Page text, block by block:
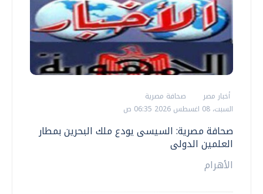
أخبار مصر
صحافة مصرية
السبت، 08 اغسطس 2026 06:35 ص
صحافة مصرية: السيسى يودع ملك البحرين بمطار
العلمين الدولى
الأهرام